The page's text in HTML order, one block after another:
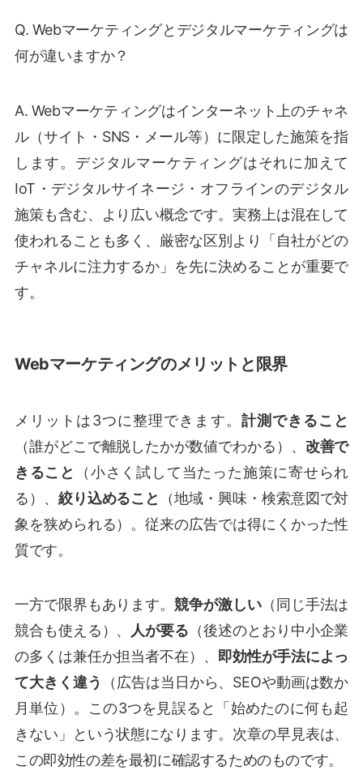
Q. Webマーケティングとデジタルマーケティングは
何が違いますか？
A. Webマーケティングはインターネット上のチャネ
ル（サイト・SNS・メール等）に限定した施策を指
します。デジタルマーケティングはそれに加えて
IoT・デジタルサイネージ・オフラインのデジタル
施策も含む、より広い概念です。実務上は混在して
使われることも多く、厳密な区別より「自社がどの
チャネルに注力するか」を先に決めることが重要で
す。
Webマーケティングのメリットと限界
メリットは3つに整理できます。 計測できること
（誰がどこで離脱したかが数値でわかる）、 改善で
きること
（小さく試して当たった施策に寄せられ
る）、 絞り込めること
（地域・興味・検索意図で対
象を狭められる）。従来の広告では得にくかった性
質です。
一方で限界もあります。競争が激しい（同じ手法は
競合も使える）、 人が要る （後述のとおり中小企業
の多くは兼任か担当者不在）、 即効性が手法によっ
て大きく違う
（広告は当日から、SEOや動画は数か
月単位）。この3つを見誤ると「始めたのに何も起
きない」という状態になります。次章の早見表は、
この即効性の差を最初に確認するためのものです。